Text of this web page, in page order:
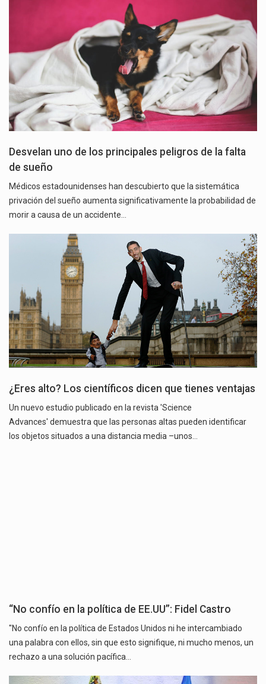
Desvelan uno de los principales peligros de la falta
de sueño
Médicos estadounidenses han descubierto que la sistemática
privación del sueño aumenta significativamente la probabilidad de
morir a causa de un accidente…
¿Eres alto? Los científicos dicen que tienes ventajas
Un nuevo estudio publicado en la revista 'Science
Advances' demuestra que las personas altas pueden identificar
los objetos situados a una distancia media –unos…
“No confío en la política de EE.UU”: Fidel Castro
"No confío en la política de Estados Unidos ni he intercambiado
una palabra con ellos, sin que esto signifique, ni mucho menos, un
rechazo a una solución pacífica…